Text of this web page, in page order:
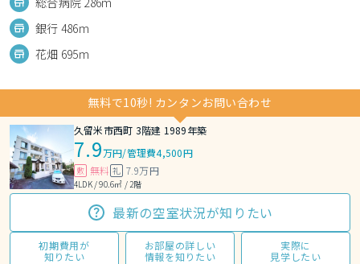
銀行 486m
花畑 695m
無料で10秒! カンタンお問い合わせ
久留米市西町 3階建 1989年築
7.9万円/管理費4,500円
敷 無料 礼 7.9万円
4LDK / 90.6㎡ / 2階
最新の空室状況が知りたい
初期費用が
知りたい
お部屋の詳しい
情報を知りたい
実際に
見学したい